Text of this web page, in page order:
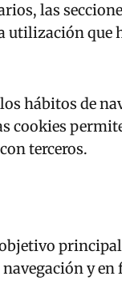
las
utilización que
hábitos de
cookies
terceros.
y